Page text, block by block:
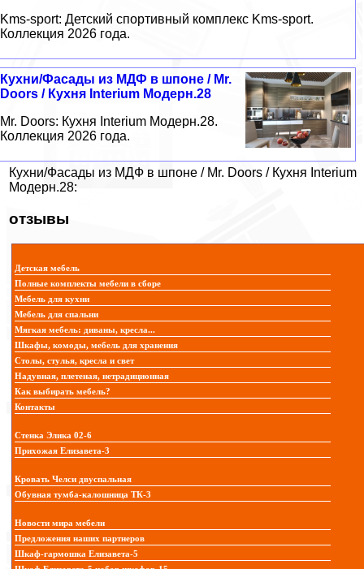
Kms-sport: Детский спортивный комплекс Kms-sport.
Коллекция 2026 года.
Кухни/Фасады из МДФ в шпоне / Mr.
Doors / Кухня Interium Модерн.28
Mr. Doors: Кухня Interium Модерн.28.
Коллекция 2026 года.
Кухни/Фасады из МДФ в шпоне / Mr. Doors / Кухня Interium
Модерн.28:
отзывы
Детская мебель
Полные комплекты мебели в сборе
Мебель для кухни
Мебель для спальни
Мягкая мебель: диваны, кресла...
Шкафы, комоды, мебель для хранения
Столы, стулья, кресла и свет
Надувная, плетеная, нетрадиционная
Как выбирать мебель?
Контакты
Стенка Элика 02-6
Прихожая Елизавета-3
Кровать Челси двуспальная
Обувная тумба-калошница ТК-3
Новости мира мебели
Предложения наших партнеров
Шкаф-гармошка Елизавета-5